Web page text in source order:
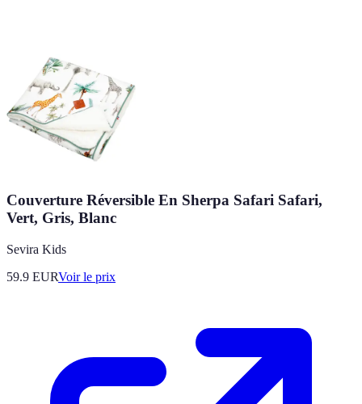
Couverture Réversible En Sherpa Safari Safari,
Vert, Gris, Blanc
Sevira Kids
59.9 EURVoir le prix